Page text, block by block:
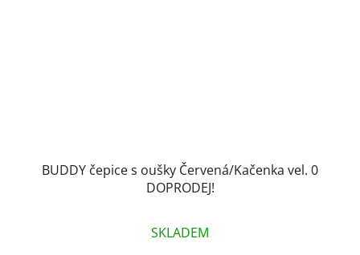
BUDDY čepice s oušky Červená/Kačenka vel. 0
DOPRODEJ!
SKLADEM